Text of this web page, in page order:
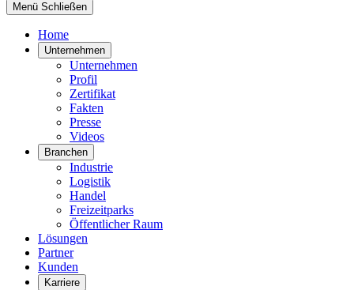
Menü Schließen
Home
Unternehmen
Unternehmen
Profil
Zertifikat
Fakten
Presse
Videos
Branchen
Industrie
Logistik
Handel
Freizeitparks
Öffentlicher Raum
Lösungen
Partner
Kunden
Karriere